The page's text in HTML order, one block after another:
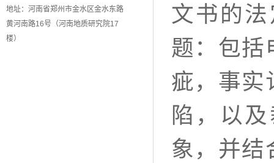
地址：河南省郑州市金水区金水东路
黄河南路16号（河南地质研究院17
楼）
文书的
题：包括
疵，事实
陷，以
象，并结